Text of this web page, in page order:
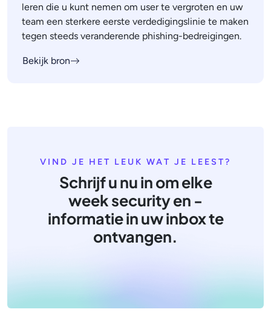
leren die u kunt nemen om user te vergroten en uw
team een sterkere eerste verdedigingslinie te maken
tegen steeds veranderende phishing-bedreigingen.
Bekijk bron
VIND JE HET LEUK WAT JE LEEST?
Schrijf u nu in om elke
week security en -
informatie in uw inbox te
ontvangen.